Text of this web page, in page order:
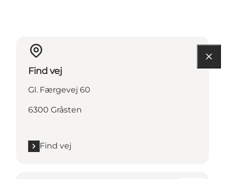
Find vej
Gl. Færgevej 60
6300 Gråsten
Find vej